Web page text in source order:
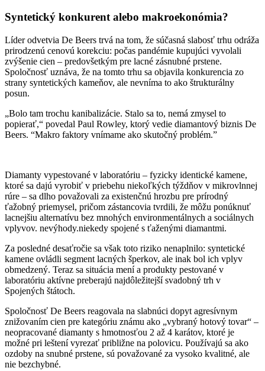
Syntetický konkurent alebo makroekonómia?
Líder odvetvia De Beers trvá na tom, že súčasná slabosť trhu odráža
prirodzenú cenovú korekciu: počas pandémie kupujúci vyvolali
zvýšenie cien – predovšetkým pre lacné zásnubné prstene.
Spoločnosť uznáva, že na tomto trhu sa objavila konkurencia zo
strany syntetických kameňov, ale nevníma to ako štrukturálny
posun.
„Bolo tam trochu kanibalizácie. Stalo sa to, nemá zmysel to
popierať,“ povedal Paul Rowley, ktorý vedie diamantový biznis De
Beers. “Makro faktory vnímame ako skutočný problém.”
Diamanty vypestované v laboratóriu – fyzicky identické kamene,
ktoré sa dajú vyrobiť v priebehu niekoľkých týždňov v mikrovlnnej
rúre – sa dlho považovali za existenčnú hrozbu pre prírodný
ťažobný priemysel, pričom zástancovia tvrdili, že môžu ponúknuť
lacnejšiu alternatívu bez mnohých environmentálnych a sociálnych
vplyvov. nevýhody.niekedy spojené s ťaženými diamantmi.
Za posledné desaťročie sa však toto riziko nenaplnilo: syntetické
kamene ovládli segment lacných šperkov, ale inak bol ich vplyv
obmedzený. Teraz sa situácia mení a produkty pestované v
laboratóriu aktívne preberajú najdôležitejší svadobný trh v
Spojených štátoch.
Spoločnosť De Beers reagovala na slabnúci dopyt agresívnym
znižovaním cien pre kategóriu známu ako „vybraný hotový tovar“ –
neopracované diamanty s hmotnosťou 2 až 4 karátov, ktoré je
možné pri leštení vyrezať približne na polovicu. Používajú sa ako
ozdoby na snubné prstene, sú považované za vysoko kvalitné, ale
nie bezchybné.